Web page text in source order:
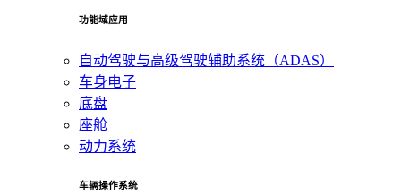
功能域应用
自动驾驶与高级驾驶辅助系统（ADAS）
车身电子
底盘
座舱
动力系统
车辆操作系统